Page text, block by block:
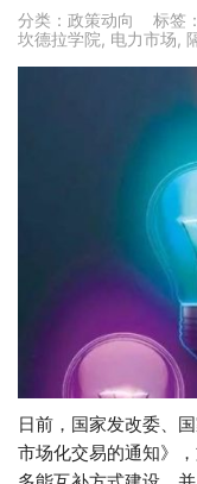
分类： 政策动向 标签：
坎德拉学院, 电力市场,
日前，国家发改委、
市场化交易的通知》